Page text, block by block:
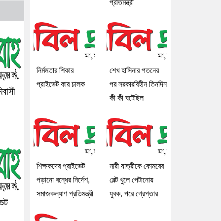
প্রতিমন্ত্রী
নির্মমতার শিকার
প্রাইভেট কার চালক
শেখ হাসিনার পতনের
পর সরকারবিহীন তিনদিন
কী কী ঘটেছিল
শিক্ষকদের প্রাইভেট
পড়ানো বন্ধের নির্দেশ,
সমাজকল্যাণ প্রতিমন্ত্রী
নারী যাত্রীকে কোমরের
বেল্ট খুলে পেটানোয়
যুবক, পরে গ্রেপ্তার